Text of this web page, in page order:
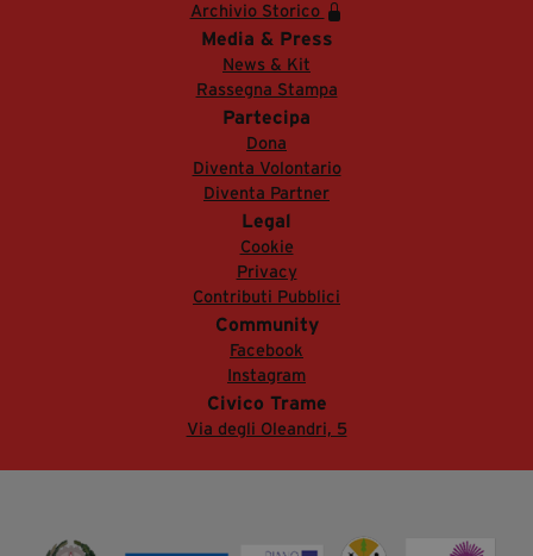
Archivio Storico
Media & Press
News & Kit
Rassegna Stampa
Partecipa
Dona
Diventa Volontario
Diventa Partner
Legal
Cookie
Privacy
Contributi Pubblici
Community
Facebook
Instagram
Civico Trame
Via degli Oleandri, 5